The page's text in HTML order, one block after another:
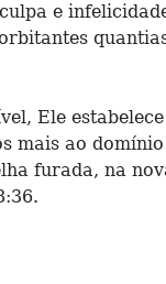
e
Ele
mais ao
furada, na